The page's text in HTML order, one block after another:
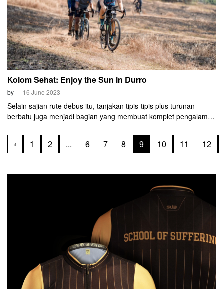
Kolom Sehat: Enjoy the Sun in Durro
by 16 June 2023
Selain sajian rute debus itu, tanjakan tipis-tipis plus turunan
berbatu juga menjadi bagian yang membuat komplet pengalaman
gado ini yang membuat asyik. Go Ride Under the Sun.
‹ 1 2 ... 6 7 8 9 10 11 12